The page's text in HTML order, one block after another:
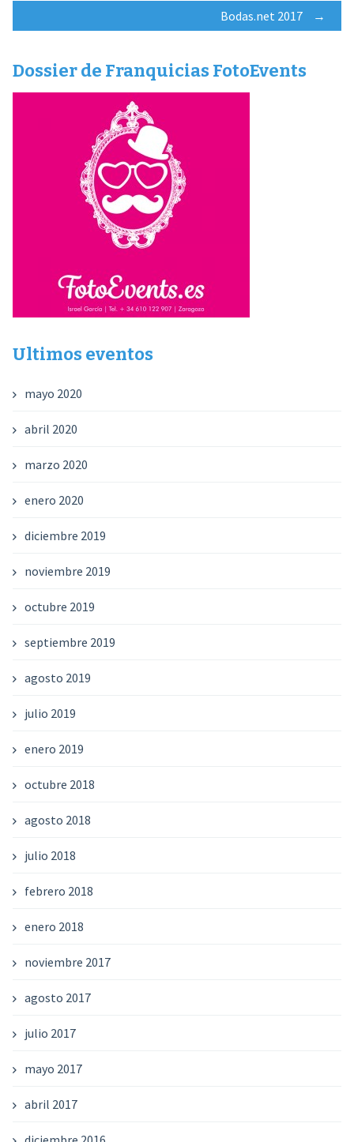
de
entradas
Bodas.net 2017 →
Dossier de Franquicias FotoEvents
Ultimos eventos
mayo 2020
abril 2020
marzo 2020
enero 2020
diciembre 2019
noviembre 2019
octubre 2019
septiembre 2019
agosto 2019
julio 2019
enero 2019
octubre 2018
agosto 2018
julio 2018
febrero 2018
enero 2018
noviembre 2017
agosto 2017
julio 2017
mayo 2017
abril 2017